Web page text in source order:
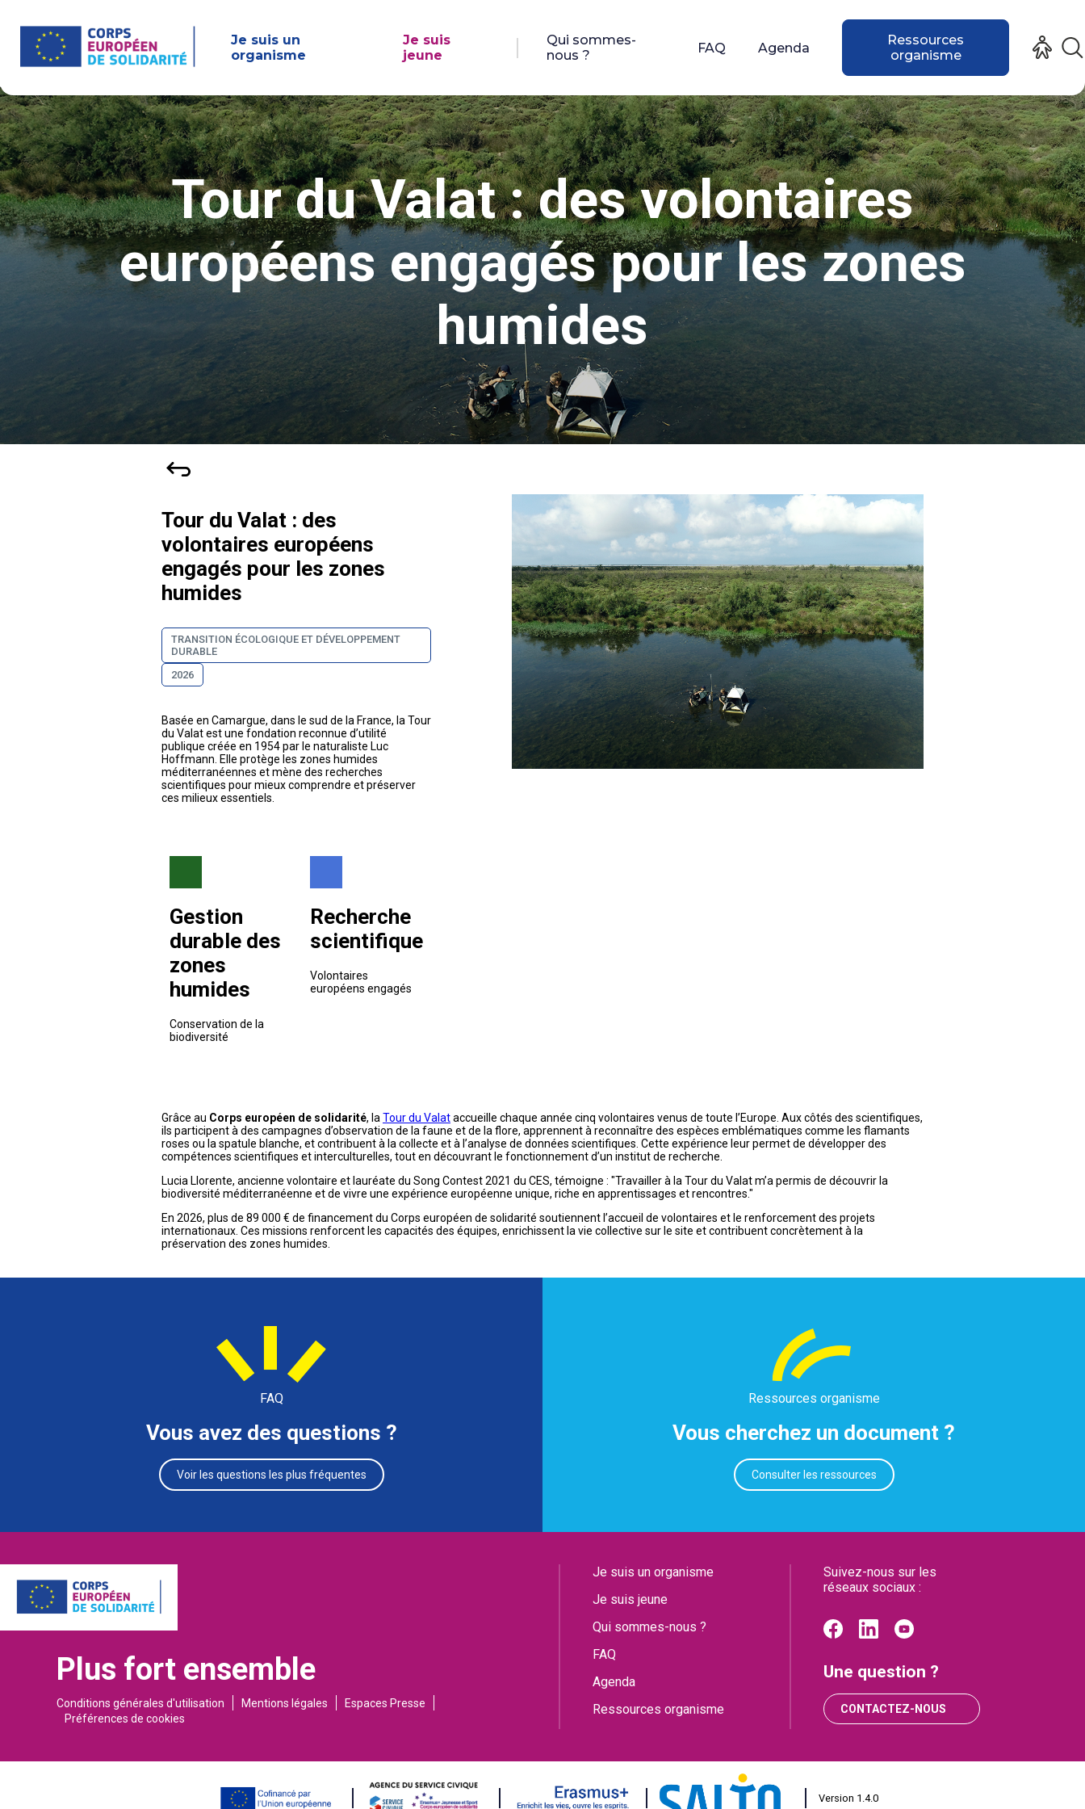
contenu
principal
Je suis un
organisme
Je suis
jeune
Qui sommes-
nous ?
FAQ Agenda
Ressources
organisme
Tour du Valat : des volontaires
européens engagés pour les zones
humides
Tour du Valat : des
volontaires européens
engagés pour les zones
humides
TRANSITION ÉCOLOGIQUE ET DÉVELOPPEMENT
DURABLE
2026
Basée en Camargue, dans le sud de la France, la Tour
du Valat est une fondation reconnue d’utilité
publique créée en 1954 par le naturaliste Luc
Hoffmann. Elle protège les zones humides
méditerranéennes et mène des recherches
scientifiques pour mieux comprendre et préserver
ces milieux essentiels.
Gestion
durable des
zones
humides
Conservation de la
biodiversité
Recherche
scientifique
Volontaires
européens engagés
Grâce au Corps européen de solidarité, la Tour du Valataccueille chaque année cinq volontaires venus de toute l’Europe. Aux côtés des scientifiques,
ils participent à des campagnes d’observation de la faune et de la flore, apprennent à reconnaître des espèces emblématiques comme les flamants
roses ou la spatule blanche, et contribuent à la collecte et à l’analyse de données scientifiques. Cette expérience leur permet de développer des
compétences scientifiques et interculturelles, tout en découvrant le fonctionnement d’un institut de recherche.
Lucia Llorente, ancienne volontaire et lauréate du Song Contest 2021 du CES, témoigne : "Travailler à la Tour du Valat m’a permis de découvrir la
biodiversité méditerranéenne et de vivre une expérience européenne unique, riche en apprentissages et rencontres."
En 2026, plus de 89 000 € de financement du Corps européen de solidarité soutiennent l’accueil de volontaires et le renforcement des projets
internationaux. Ces missions renforcent les capacités des équipes, enrichissent la vie collective sur le site et contribuent concrètement à la
préservation des zones humides.
FAQ
Vous avez des questions ?
Voir les questions les plus fréquentes
Ressources organisme
Vous cherchez un document ?
Consulter les ressources
Plus fort ensemble
Conditions générales d'utilisation Mentions légales
Espaces Presse
Préférences de cookies
Je suis un organisme
Je suis jeune
Qui sommes-nous ?
FAQ
Agenda
Ressources organisme
Suivez-nous sur les
réseaux sociaux :
Une question ?
CONTACTEZ-NOUS
Version 1.4.0